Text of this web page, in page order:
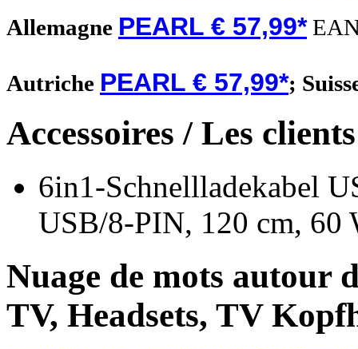
Allemagne PEARL € 57,99*
Autriche PEARL € 57,99*;
Accessoires / Les
6in1-Schnellladekabel
USB/8-PIN, 120 cm, 60
Nuage de mots autour
TV, Headsets, TV